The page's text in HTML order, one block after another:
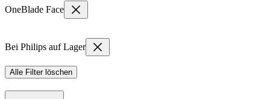
OneBlade Face
Bei Philips auf Lager
Alle Filter löschen